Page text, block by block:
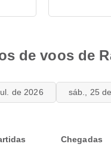
de voos de
de 2026 sáb., 25
Chegadas